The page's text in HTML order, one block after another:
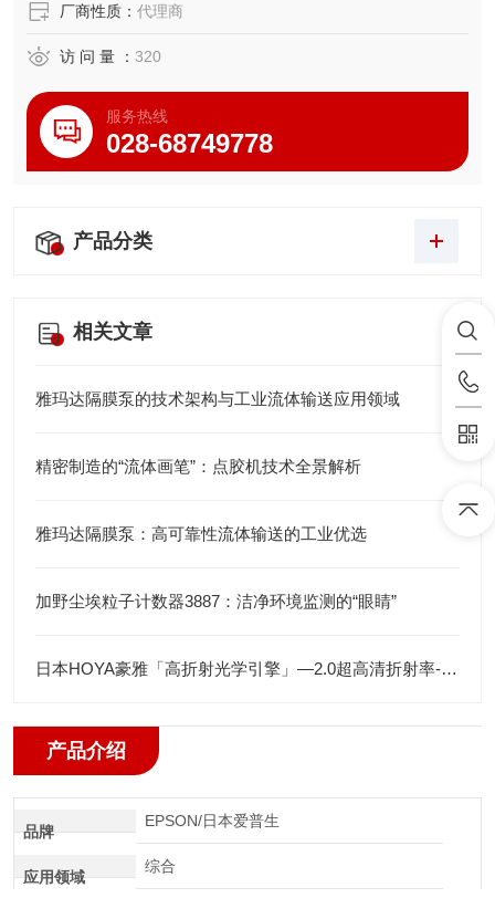
厂商性质： 代理商
访 问 量 ： 320
服务热线
028-68749778
产品分类
相关文章
雅玛达隔膜泵的技术架构与工业流体输送应用领域
精密制造的“流体画笔”：点胶机技术全景解析
雅玛达隔膜泵：高可靠性流体输送的工业优选
加野尘埃粒子计数器3887：洁净环境监测的“眼睛”
日本HOYA豪雅「高折射光学引擎」—2.0超高清折射率-总代理藤田光学
产品介绍
品牌
EPSON/日本爱普生
应用领域
综合